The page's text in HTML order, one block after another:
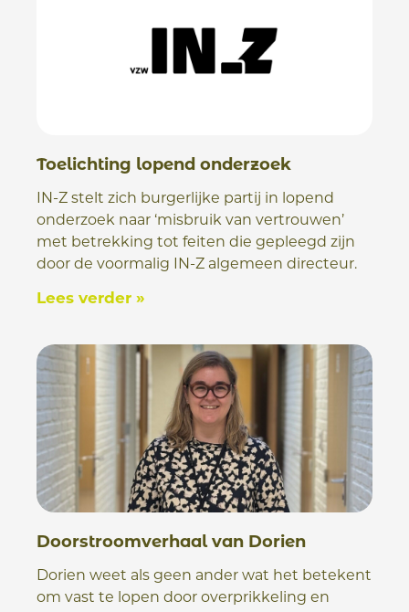
Toelichting lopend onderzoek
IN-Z stelt zich burgerlijke partij in lopend
onderzoek naar ‘misbruik van vertrouwen’
met betrekking tot feiten die gepleegd zijn
door de voormalig IN-Z algemeen directeur.
Lees verder »
Doorstroomverhaal van Dorien
Dorien weet als geen ander wat het betekent
om vast te lopen door overprikkeling en